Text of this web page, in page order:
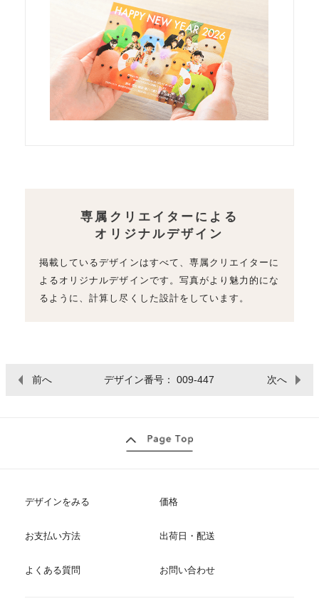
専属クリエイターによる
オリジナルデザイン
掲載しているデザインはすべて、専属クリエイターに
よるオリジナルデザインです。写真がより魅力的にな
るように、計算し尽くした設計をしています。
前へ デザイン番号： 009-447 次へ
デザインをみる 価格
お支払い方法 出荷日・配送
よくある質問 お問い合わせ